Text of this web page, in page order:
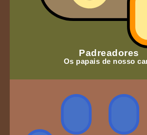
Padreadores
Os papais de nosso